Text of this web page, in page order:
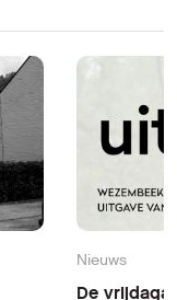
Nieuws
De